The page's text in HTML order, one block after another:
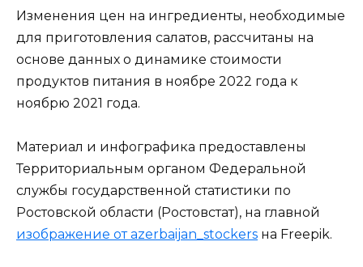
Изменения цен на ингредиенты, необходимые
для приготовления салатов, рассчитаны на
основе данных о динамике стоимости
продуктов питания в ноябре 2022 года к
ноябрю 2021 года.
Материал и инфографика предоставлены
Территориальным органом Федеральной
службы государственной статистики по
Ростовской области (Ростовстат), на главной
изображение от azerbaijan_stockers на Freepik.